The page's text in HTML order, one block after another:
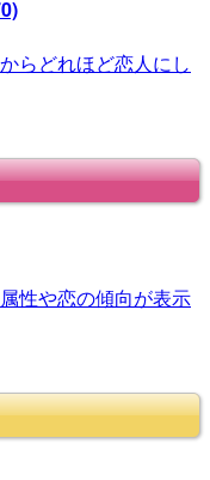
らどれほど恋人にし
性や恋の傾向が表示